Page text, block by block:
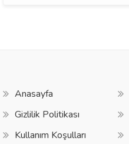
Anasayfa
Gizlilik Politikası
Kullanım Koşulları